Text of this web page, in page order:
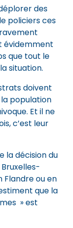
des
policiers ces
évidemment
que tout le
situation.
doivent
population
Et il ne
c’est leur
la décision du
Flandre ou en
que la
» est